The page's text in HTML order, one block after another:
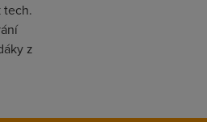
tech.
z